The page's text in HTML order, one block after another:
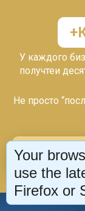
У каждого
получтеи
Не просто
Your
use the
Firefox or